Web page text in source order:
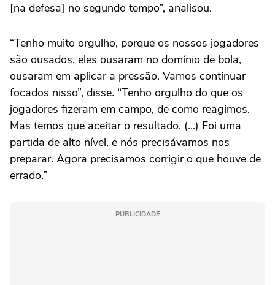
[na defesa] no segundo tempo”, analisou.
“Tenho muito orgulho, porque os nossos jogadores
são ousados, eles ousaram no domínio de bola,
ousaram em aplicar a pressão. Vamos continuar
focados nisso”, disse. “Tenho orgulho do que os
jogadores fizeram em campo, de como reagimos.
Mas temos que aceitar o resultado. (...) Foi uma
partida de alto nível, e nós precisávamos nos
preparar. Agora precisamos corrigir o que houve de
errado.”
PUBLICIDADE